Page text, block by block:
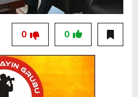
0
0